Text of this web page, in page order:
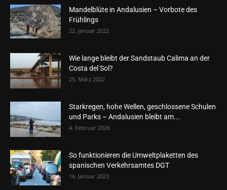
Mandelblüte in Andalusien – Vorbote des
Frühlings
22. Januar 2022
Wie lange bleibt der Sandstaub Calima an der
Costa del Sol?
25. März 2022
Starkregen, hohe Wellen, geschlossene Schulen
und Parks – Andalusien bleibt am...
4. Februar 2026
So funktionieren die Umweltplaketten des
spanischen Verkehrsamtes DGT
16. Januar 2023